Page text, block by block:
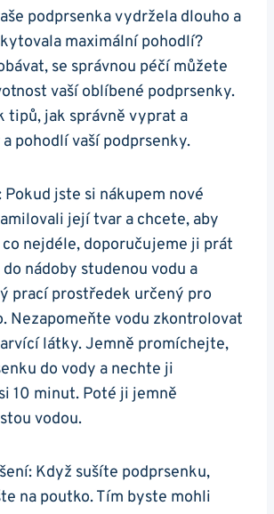
podprsenka vydržela dlouho a
maximální pohodlí?
se správnou péčí můžete
vaší oblíbené podprsenky.
tipů, jak správně vyprat a
pohodlí vaší podprsenky.
Pokud jste si nákupem nové
její tvar a chcete, aby
nejdéle, doporučujeme ji prát
nádoby studenou vodu a
prací prostředek určený pro
Nezapomeňte vodu zkontrolovat
látky. Jemně promíchejte,
do vody a nechte ji
10 minut. Poté ji jemně
vodou.
Když sušíte podprsenku,
na poutko. Tím byste mohli